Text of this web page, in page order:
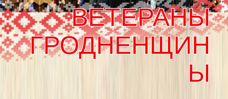
ВЕТЕРАНЫ
ГРОДНЕНЩИН
Ы